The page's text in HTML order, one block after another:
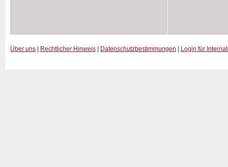
Über uns Rechtlicher Hinweis Datenschutzbestimmungen Login für